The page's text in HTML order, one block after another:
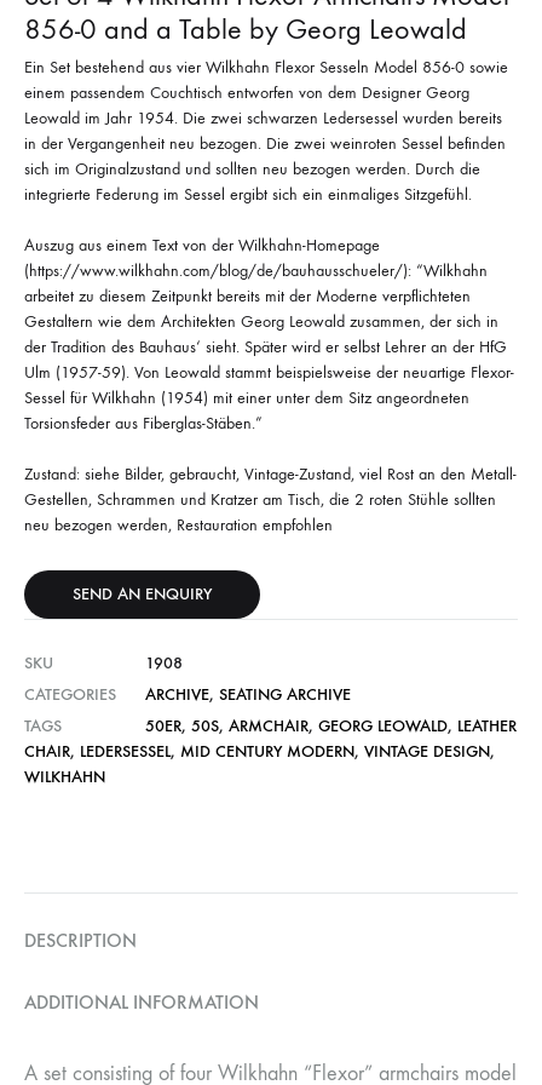
856-0 and a Table by Georg Leowald
Ein Set bestehend aus vier Wilkhahn Flexor Sesseln Model 856-0 sowie
einem passendem Couchtisch entworfen von dem Designer Georg
Leowald im Jahr 1954. Die zwei schwarzen Ledersessel wurden bereits
in der Vergangenheit neu bezogen. Die zwei weinroten Sessel befinden
sich im Originalzustand und sollten neu bezogen werden. Durch die
integrierte Federung im Sessel ergibt sich ein einmaliges Sitzgefühl.
Auszug aus einem Text von der Wilkhahn-Homepage
(https://www.wilkhahn.com/blog/de/bauhausschueler/): “Wilkhahn
arbeitet zu diesem Zeitpunkt bereits mit der Moderne verpflichteten
Gestaltern wie dem Architekten Georg Leowald zusammen, der sich in
der Tradition des Bauhaus‘ sieht. Später wird er selbst Lehrer an der HfG
Ulm (1957-59). Von Leowald stammt beispielsweise der neuartige Flexor-
Sessel für Wilkhahn (1954) mit einer unter dem Sitz angeordneten
Torsionsfeder aus Fiberglas-Stäben.”
Zustand: siehe Bilder, gebraucht, Vintage-Zustand, viel Rost an den Metall-
Gestellen, Schrammen und Kratzer am Tisch, die 2 roten Stühle sollten
neu bezogen werden, Restauration empfohlen
SEND AN ENQUIRY
SKU
1908
CATEGORIES
ARCHIVE, SEATING ARCHIVE
TAGS
50ER, 50S, ARMCHAIR, GEORG LEOWALD, LEATHER
CHAIR, LEDERSESSEL, MID CENTURY MODERN, VINTAGE DESIGN,
WILKHAHN
DESCRIPTION
ADDITIONAL INFORMATION
A set consisting of four Wilkhahn “Flexor” armchairs model